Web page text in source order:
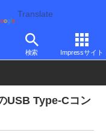
Translate
検索 Impressサイト
USB Type-Cコン